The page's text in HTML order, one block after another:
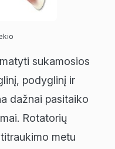
sukamosios
podyglinį ir
dažnai pasitaiko
Rotatorių
metu